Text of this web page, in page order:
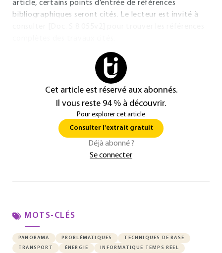
article, certains points d’entrée de références
bibliographiques seront cités. Le lecteur est invité à
Cet article est réservé aux abonnés.
Il vous reste 94 % à découvrir.
Pour explorer cet article
Consulter l'extrait gratuit
Déjà abonné ?
Se connecter
MOTS-CLÉS
PANORAMA PROBLÉMATIQUES
TECHNIQUES DE BASE
TRANSPORT
ÉNERGIE
INFORMATIQUE TEMPS RÉEL